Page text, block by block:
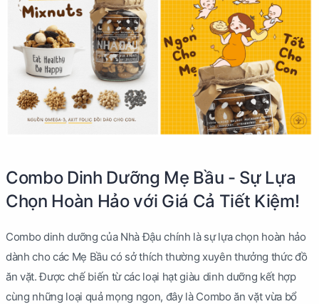
Combo Dinh Dưỡng Mẹ Bầu - Sự Lựa
Chọn Hoàn Hảo với Giá Cả Tiết Kiệm!
Combo dinh dưỡng của Nhà Đậu chính là sự lựa chọn hoàn hảo
dành cho các Mẹ Bầu có sở thích thường xuyên thưởng thức đồ
ăn vặt. Được chế biến từ các loại hạt giàu dinh dưỡng kết hợp
cùng những loại quả mọng ngon, đây là Combo ăn vặt vừa bổ